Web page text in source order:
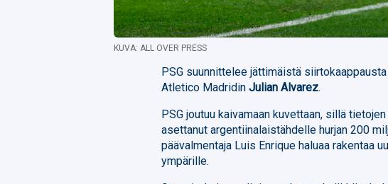
KUVA: ALL OVER PRESS
PSG suunnittelee jättimäistä
Atletico MadridinJulian Alvarez.
PSG joutuu kaivamaan kuvettaan, sillä
asettanut argentiinalaistähdelle hurjan 200
päävalmentaja Luis Enrique haluaa rakentaa
ympärille.